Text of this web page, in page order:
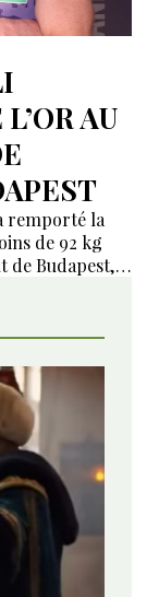
AU
remporté la
de 92 kg
de Budapest,